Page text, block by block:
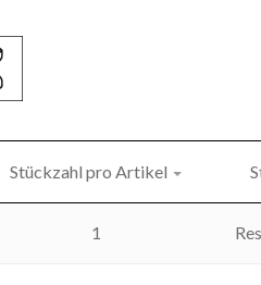
Stückzahl pro Artikel
1